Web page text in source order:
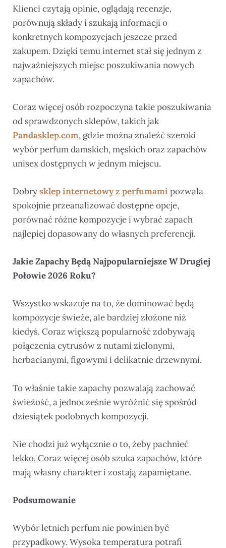
Klienci czytają opinie, oglądają recenzje,
porównują składy i szukają informacji o
konkretnych kompozycjach jeszcze przed
zakupem. Dzięki temu internet stał się jednym z
najważniejszych miejsc poszukiwania nowych
zapachów.
Coraz więcej osób rozpoczyna takie poszukiwania
od sprawdzonych sklepów, takich jak
Pandasklep.com, gdzie można znaleźć szeroki
wybór perfum damskich, męskich oraz zapachów
unisex dostępnych w jednym miejscu.
Dobrysklep internetowy z perfumamipozwala
spokojnie przeanalizować dostępne opcje,
porównać różne kompozycje i wybrać zapach
najlepiej dopasowany do własnych preferencji.
Jakie Zapachy Będą Najpopularniejsze W Drugiej
Połowie 2026 Roku?
Wszystko wskazuje na to, że dominować będą
kompozycje świeże, ale bardziej złożone niż
kiedyś. Coraz większą popularność zdobywają
połączenia cytrusów z nutami zielonymi,
herbacianymi, figowymi i delikatnie drzewnymi.
To właśnie takie zapachy pozwalają zachować
świeżość, a jednocześnie wyróżnić się spośród
dziesiątek podobnych kompozycji.
Nie chodzi już wyłącznie o to, żeby pachnieć
lekko. Coraz więcej osób szuka zapachów, które
mają własny charakter i zostają zapamiętane.
Podsumowanie
Wybór letnich perfum nie powinien być
przypadkowy. Wysoka temperatura potrafi